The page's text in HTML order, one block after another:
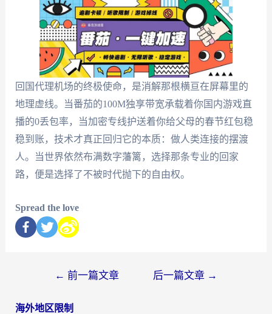
回国代理机场的终极使命，是消解那根横亘在屏幕里的
地理虚线。当番茄的100M独享带宽承载着你国内游戏直
播的0丢包率，当加密专线护送着你给父母的春节红包稳
稳到账，技术才真正回归它的本质：做人类连接的摆渡
人。当世界依然布满数字藩篱，选择那条专业的回家
路，便是选择了不被时代抛下的自由权。
Spread the love
← 前一篇文章 后一篇文章 →
海外地区限制